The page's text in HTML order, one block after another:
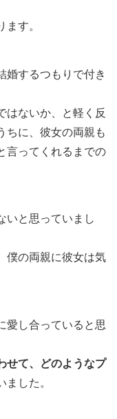
す。
婚するつもりで付き
はないか、と軽く反
ちに、彼女の両親も
言ってくれるまでの
いと思っていまし
僕の両親に彼女は気
愛し合っていると思
せて、どのようなプ
した。